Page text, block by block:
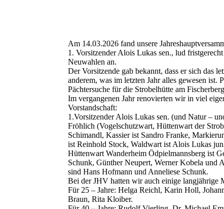
Am 14.03.2026 fand unsere
1. Vorsitzender Alois Lukas sen., lud
Neuwahlen an.
Der Vorsitzende gab bekannt, dass er sich das
anderem, was im letzten Jahr alles gewesen
Pächtersuche für die Strobelhütte am
Im vergangenen Jahr renovierten wir in viel
Vorstandschaft:
1.Vorsitzender Alois Lukas sen. (und Natur –
Fröhlich (Vogelschutzwart, Hüttenwart der
Schimandl, Kassier ist Sandro Franke,
ist Reinhold Stock, Waldwart ist Alois Lukas
Hüttenwart Wanderheim Ödpielmannsberg ist
Schunk, Günther Neupert, Werner Kobela und
sind Hans Hofmann und Anneliese Schunk.
Bei der JHV hatten wir auch einige langjährige
Für 25 – Jahre: Helga Reichl, Karin Holl,
Braun, Rita Kloiber.